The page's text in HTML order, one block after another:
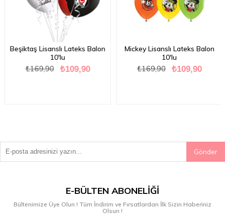
Beşiktaş Lisanslı Lateks Balon
10'lu
₺109,90
₺169,90
Mickey Lisanslı Lateks Balon
10'lu
₺109,90
₺169,90
Gönder
E-BÜLTEN ABONELIĞI
Bültenimize Üye Olun ! Tüm İndirim ve Fırsatlardan İlk Sizin Haberiniz
Olsun !